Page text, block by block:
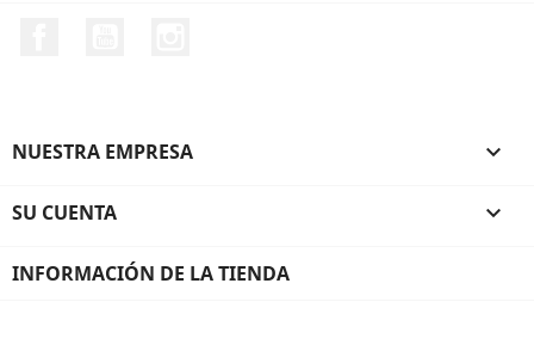
NUESTRA EMPRESA 
SU CUENTA 
INFORMACIÓN DE LA TIENDA